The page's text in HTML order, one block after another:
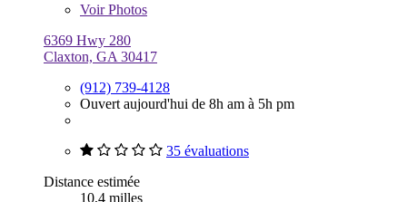
VoirPhotos
6369 Hwy 280
Claxton, GA 30417
(912) 739-4128
Ouvert aujourd'hui de 8h am à 5h pm
35 évaluations
Distance estimée
10,4 milles